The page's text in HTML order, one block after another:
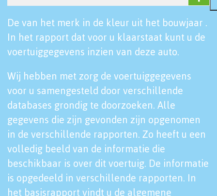
De van het merk in de kleur uit het bouwjaar .
In het rapport dat voor u klaarstaat kunt u de
voertuiggegevens inzien van deze auto.
Wij hebben met zorg de voertuiggegevens
voor u samengesteld door verschillende
databases grondig te doorzoeken. Alle
gegevens die zijn gevonden zijn opgenomen
in de verschillende rapporten. Zo heeft u een
volledig beeld van de informatie die
beschikbaar is over dit voertuig. De informatie
is opgedeeld in verschillende rapporten. In
het basisrapport vindt u de algemene